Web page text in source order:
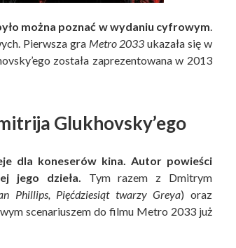
można poznać w wydaniu cyfrowym.
Pierwsza gra Metro 2033 ukazała się w
została zaprezentowana w 2013
Glukhovsky’ego
dla koneserów kina. Autor powieści
jego dzieła.
Tym razem z Dmitrym
Phillips, Pięćdziesiąt twarzy Greya) oraz
scenariuszem do filmu Metro 2033 już